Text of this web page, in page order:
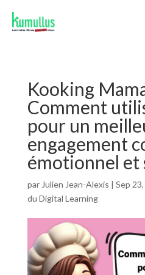
Kooking
Comment
pour un
engagement
émotionnel et
par Julien Jean-Alexis | Sep
du Digital Learning